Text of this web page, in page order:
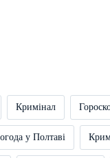
Кримінал
у Полтаві